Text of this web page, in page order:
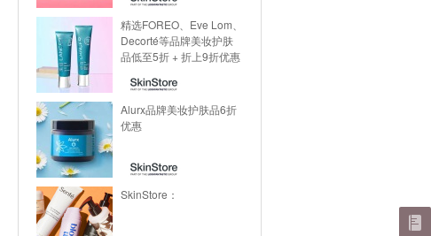
精选FOREO、Eve Lom、
Decorté等品牌美妆护肤
品低至5折 + 折上9折优惠
Alurx品牌美妆护肤品6折
优惠
SkinStore：